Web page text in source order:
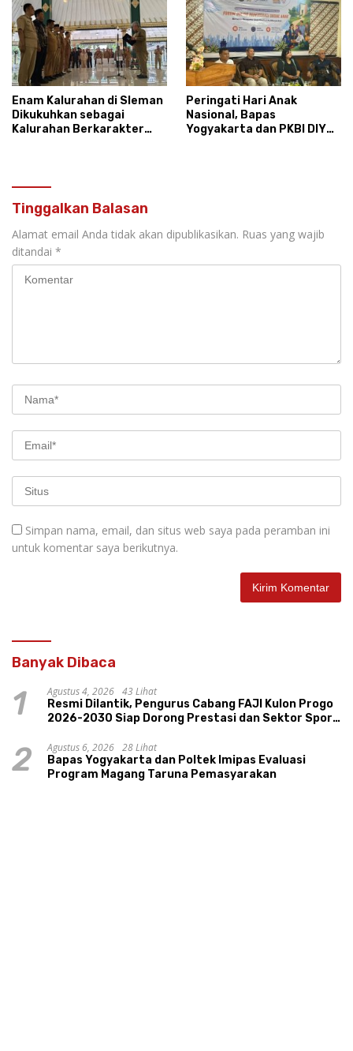
Enam Kalurahan di Sleman
Dikukuhkan sebagai
Kalurahan Berkarakter
Peringati Hari Anak
Nasional, Bapas
Yogyakarta dan PKBI DIY
Tinggalkan Balasan
Alamat email Anda tidak akan dipublikasikan. Ruas yang wajib
ditandai *
Simpan nama, email, dan situs web saya pada peramban ini
untuk komentar saya berikutnya.
Banyak Dibaca
1 Agustus 4, 2026 43 Lihat
Resmi Dilantik, Pengurus Cabang FAJI Kulon Progo
2026-2030 Siap Dorong Prestasi dan Sektor Sport
2 Agustus 6, 2026 28 Lihat
Bapas Yogyakarta dan Poltek Imipas Evaluasi
Program Magang Taruna Pemasyarakan